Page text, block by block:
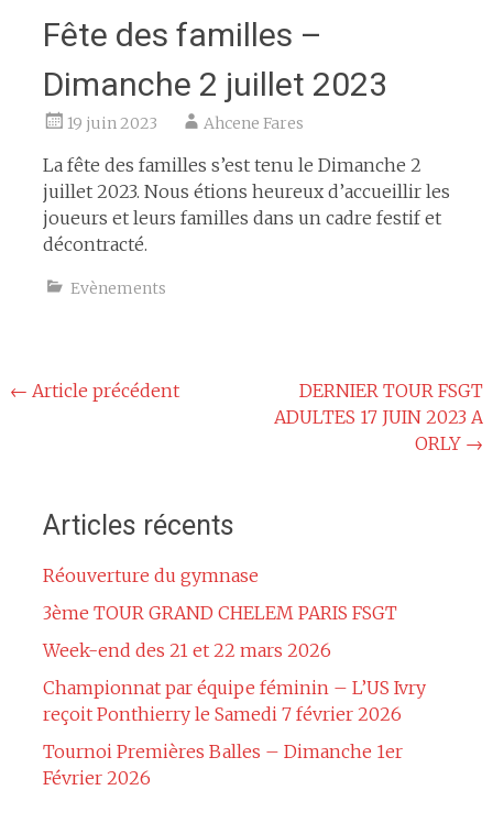
Fête des familles –
Dimanche 2 juillet 2023
19 juin 2023 Ahcene Fares
La fête des familles s’est tenu le Dimanche 2
juillet 2023. Nous étions heureux d’accueillir les
joueurs et leurs familles dans un cadre festif et
décontracté.
Evènements
Navigation
← Article précédent
DERNIER TOUR FSGT
ADULTES 17 JUIN 2023 A
ORLY →
Articles récents
Réouverture du gymnase
3ème TOUR GRAND CHELEM PARIS FSGT
Week-end des 21 et 22 mars 2026
Championnat par équipe féminin – L’US Ivry
reçoit Ponthierry le Samedi 7 février 2026
Tournoi Premières Balles – Dimanche 1er
Février 2026